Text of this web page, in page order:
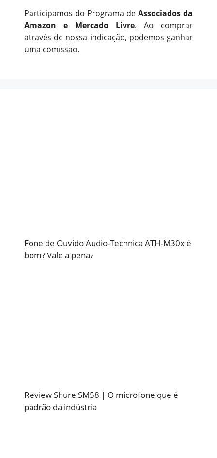
Participamos do Programa de Associados da
Amazon e Mercado Livre. Ao comprar
através de nossa indicação, podemos ganhar
uma comissão.
Fone de Ouvido Audio-Technica ATH-M30x é
bom? Vale a pena?
Review Shure SM58 | O microfone que é
padrão da indústria